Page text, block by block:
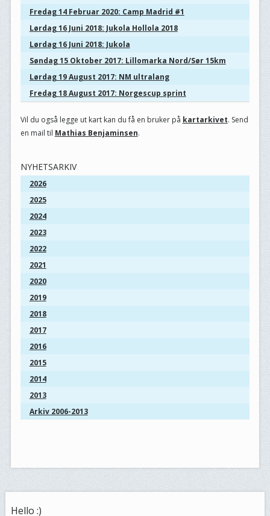
Fredag 14 Februar 2020: Camp Madrid #1
Lørdag 16 Juni 2018: Jukola Hollola 2018
Lørdag 16 Juni 2018: Jukola
Søndag 15 Oktober 2017: Lillomarka Nord/Sør 15km
Lørdag 19 August 2017: NM ultralang
Fredag 18 August 2017: Norgescup sprint
Vil du også legge ut kart kan du få en bruker på kartarkivet. Send
en mail til Mathias Benjaminsen.
NYHETSARKIV
2026
2025
2024
2023
2022
2021
2020
2019
2018
2017
2016
2015
2014
2013
Arkiv 2006-2013
Hello :)